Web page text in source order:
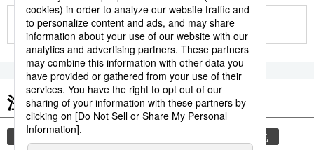
もっと見る
注目のキーワード
共同通信ニュース 観光